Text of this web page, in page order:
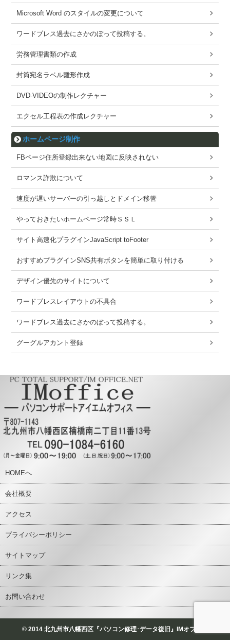
Microsoft Word のスタイルの変更について
ワードブレス過去にさかのぼって投稿する。
労務管理書類の作成
封筒宛名ラベル雛形作成
DVD-VIDEOの制作レクチャー
エクセル工程表の作成レクチャー
ホームページ制作
FBページ住所登録出来ない地図に反映されない
ロマンス詐欺について
速度が遅いサーバーの引っ越しとドメイン移管
やっておきたいホームページ常時ＳＳＬ
サイト高速化プラグインJavaScript toFooter
おすすめプラグインSNS共有ボタンを簡単に取り付ける
デザイン優先のサイトについて
ワードブレスレイアウトの不具合
ワードブレス過去にさかのぼって投稿する。
グーグルアカント登録
HOMEへ
会社概要
アクセス
プライバシーポリシー
サイトマップ
リンク集
お問い合わせ
© 2014 北九州市八幡西区『パソコン修理･データ復旧』IMオフィス